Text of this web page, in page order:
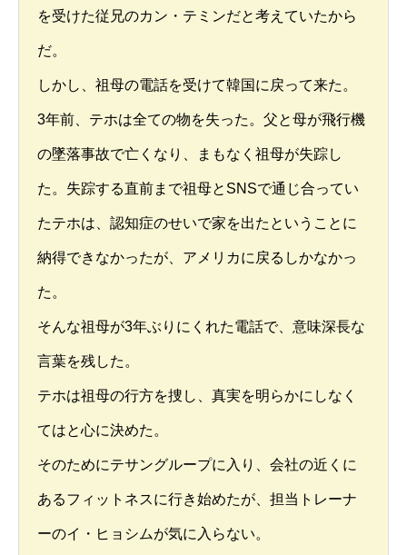
を受けた従兄のカン・テミンだと考えていたから
だ。
しかし、祖母の電話を受けて韓国に戻って来た。
3年前、テホは全ての物を失った。父と母が飛行機
の墜落事故で亡くなり、まもなく祖母が失踪し
た。失踪する直前まで祖母とSNSで通じ合ってい
たテホは、認知症のせいで家を出たということに
納得できなかったが、アメリカに戻るしかなかっ
た。
そんな祖母が3年ぶりにくれた電話で、意味深長な
言葉を残した。
テホは祖母の行方を捜し、真実を明らかにしなく
てはと心に決めた。
そのためにテサングループに入り、会社の近くに
あるフィットネスに行き始めたが、担当トレーナ
ーのイ・ヒョシムが気に入らない。